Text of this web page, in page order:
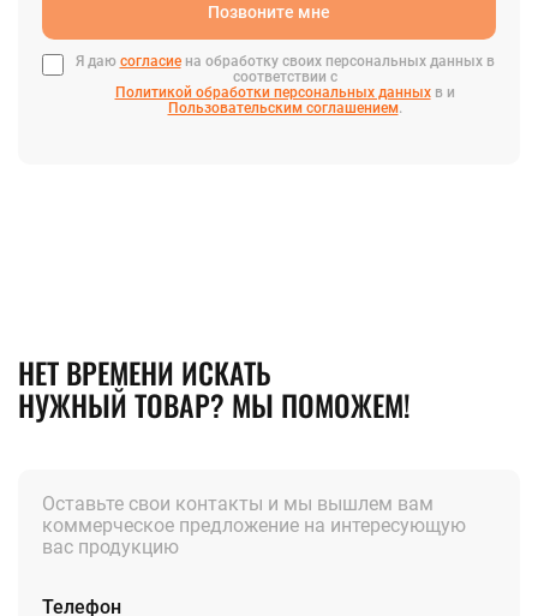
Позвоните мне
Я даю согласиена обработку своих персональных данных в
соответствии с
Политикой обработки персональных данныхв и
Пользовательским соглашением.
НЕТ ВРЕМЕНИ ИСКАТЬ
НУЖНЫЙ ТОВАР? МЫ ПОМОЖЕМ!
Оставьте свои контакты и мы вышлем вам
коммерческое предложение на интересующую
вас продукцию
Телефон